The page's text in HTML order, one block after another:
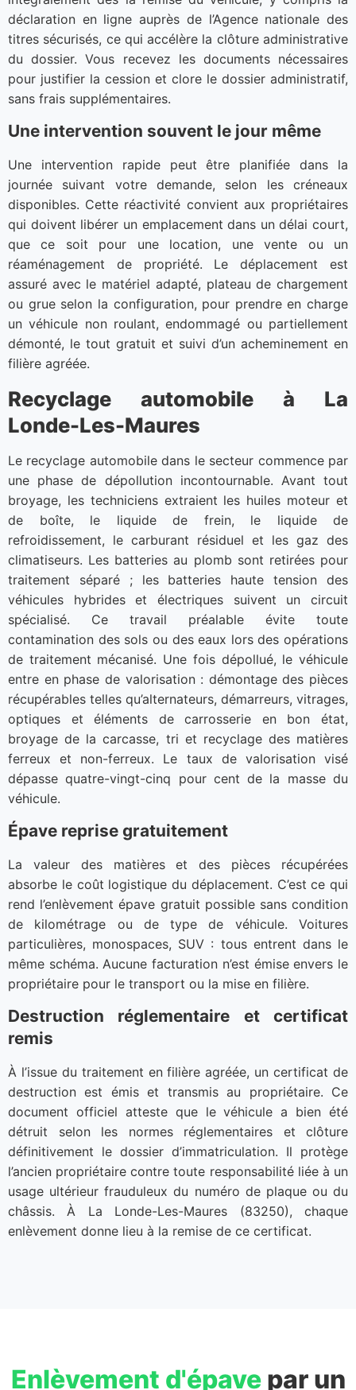
déclaration en ligne auprès de l’Agence nationale des
titres sécurisés, ce qui accélère la clôture administrative
du dossier. Vous recevez les documents nécessaires
pour justifier la cession et clore le dossier administratif,
sans frais supplémentaires.
Une intervention souvent le jour même
Une intervention rapide peut être planifiée dans la
journée suivant votre demande, selon les créneaux
disponibles. Cette réactivité convient aux propriétaires
qui doivent libérer un emplacement dans un délai court,
que ce soit pour une location, une vente ou un
réaménagement de propriété. Le déplacement est
assuré avec le matériel adapté, plateau de chargement
ou grue selon la configuration, pour prendre en charge
un véhicule non roulant, endommagé ou partiellement
démonté, le tout gratuit et suivi d’un acheminement en
filière agréée.
Recyclage automobile à La
Londe-Les-Maures
Le recyclage automobile dans le secteur commence par
une phase de dépollution incontournable. Avant tout
broyage, les techniciens extraient les huiles moteur et
de boîte, le liquide de frein, le liquide de
refroidissement, le carburant résiduel et les gaz des
climatiseurs. Les batteries au plomb sont retirées pour
traitement séparé ; les batteries haute tension des
véhicules hybrides et électriques suivent un circuit
spécialisé. Ce travail préalable évite toute
contamination des sols ou des eaux lors des opérations
de traitement mécanisé. Une fois dépollué, le véhicule
entre en phase de valorisation : démontage des pièces
récupérables telles qu’alternateurs, démarreurs, vitrages,
optiques et éléments de carrosserie en bon état,
broyage de la carcasse, tri et recyclage des matières
ferreux et non-ferreux. Le taux de valorisation visé
dépasse quatre-vingt-cinq pour cent de la masse du
véhicule.
Épave reprise gratuitement
La valeur des matières et des pièces récupérées
absorbe le coût logistique du déplacement. C’est ce qui
rend l’enlèvement épave gratuit possible sans condition
de kilométrage ou de type de véhicule. Voitures
particulières, monospaces, SUV : tous entrent dans le
même schéma. Aucune facturation n’est émise envers le
propriétaire pour le transport ou la mise en filière.
Destruction réglementaire et certificat
remis
À l’issue du traitement en filière agréée, un certificat de
destruction est émis et transmis au propriétaire. Ce
document officiel atteste que le véhicule a bien été
détruit selon les normes réglementaires et clôture
définitivement le dossier d’immatriculation. Il protège
l’ancien propriétaire contre toute responsabilité liée à un
usage ultérieur frauduleux du numéro de plaque ou du
châssis. À La Londe-Les-Maures (83250), chaque
enlèvement donne lieu à la remise de ce certificat.
Enlèvement d'épavepar un